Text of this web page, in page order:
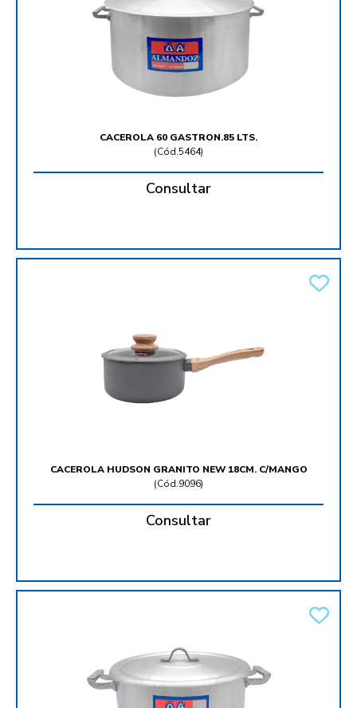
CACEROLA 60 GASTRON.85 LTS.
(Cód.5464)
Consultar
CACEROLA HUDSON GRANITO NEW 18CM. C/MANGO
(Cód.9096)
Consultar